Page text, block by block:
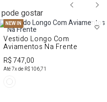
gostar
NEW IN
Vestido Longo Com
Aviamentos Na Frente
R$ 747,00
Até7x de R$ 106,71